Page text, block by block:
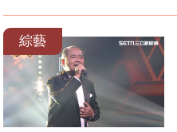
綜藝